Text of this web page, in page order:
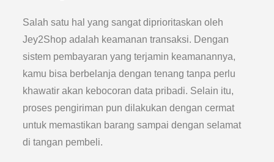
Salah satu hal yang sangat diprioritaskan oleh
Jey2Shop adalah keamanan transaksi. Dengan
sistem pembayaran yang terjamin keamanannya,
kamu bisa berbelanja dengan tenang tanpa perlu
khawatir akan kebocoran data pribadi. Selain itu,
proses pengiriman pun dilakukan dengan cermat
untuk memastikan barang sampai dengan selamat
di tangan pembeli.